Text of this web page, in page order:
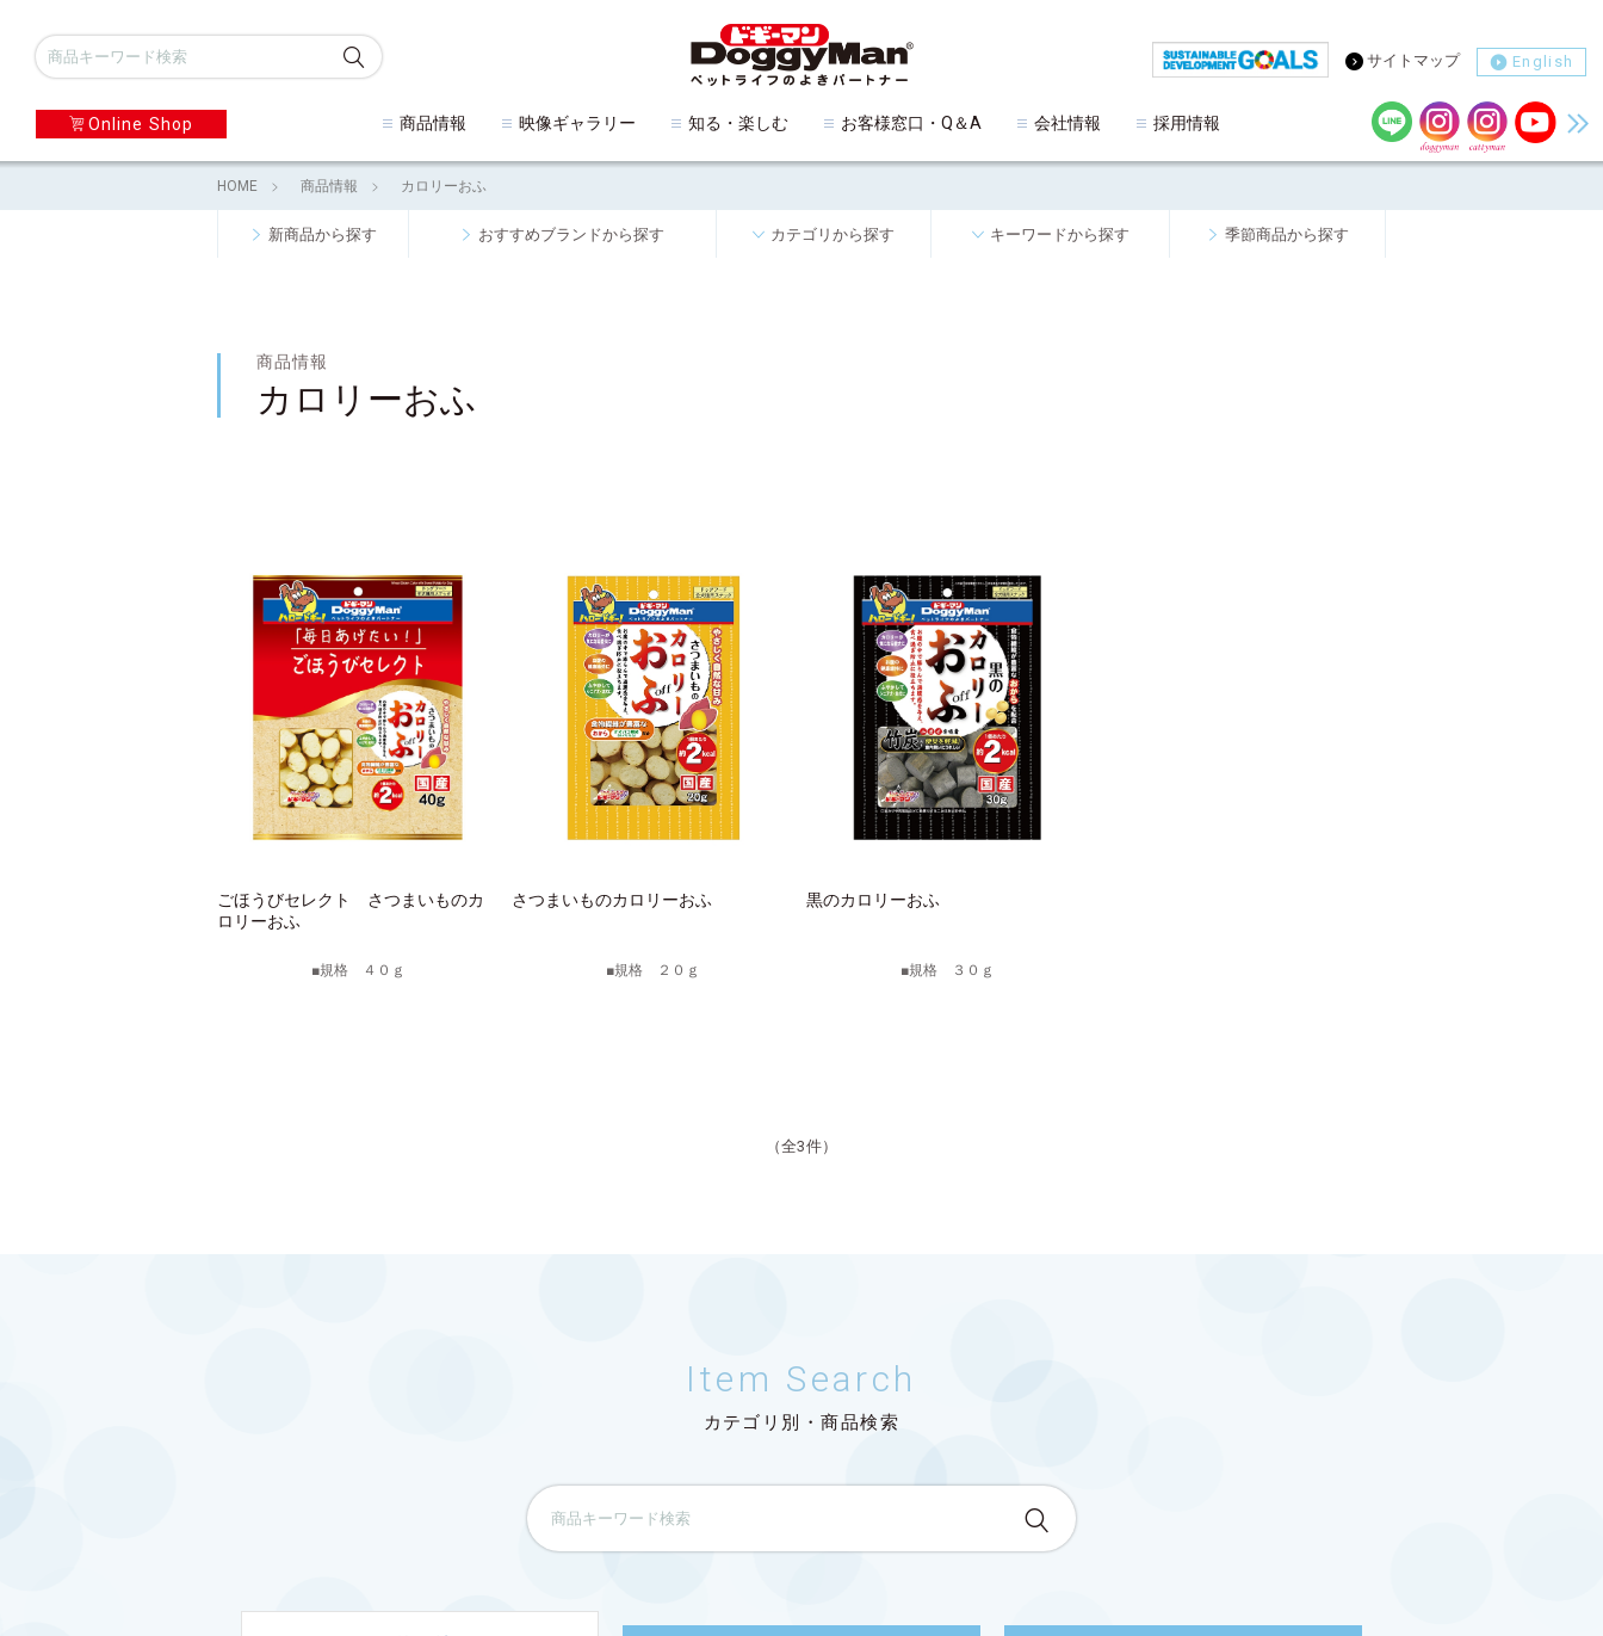
Online Shop 商品情報 映像ギャラリー 知る・楽しむ お客様窓口・Q＆A 会社情報 採用情報
サイトマップ English
HOME 商品情報 カロリーおふ
新商品から探す おすすめブランドから探す カテゴリから探す キーワードから探す 季節商品から探す
商品情報
カロリーおふ
ごほうびセレクト さつまいものカ
ロリーおふ
規格 ４０ｇ
さつまいものカロリーおふ
規格 ２０ｇ
黒のカロリーおふ
規格 ３０ｇ
（全3件）
Item Search
カテゴリ別・商品検索